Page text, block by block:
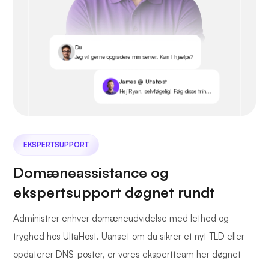
Du
Jeg vil gerne opgradere min server. Kan I hjælpe?
James @ Ultahost
Hej Ryan, selvfølgelig! Følg disse trin...
EKSPERTSUPPORT
Domæneassistance og
ekspertsupport døgnet rundt
Administrer enhver domæneudvidelse med lethed og
tryghed hos UltaHost. Uanset om du sikrer et nyt TLD eller
opdaterer DNS-poster, er vores ekspertteam her døgnet